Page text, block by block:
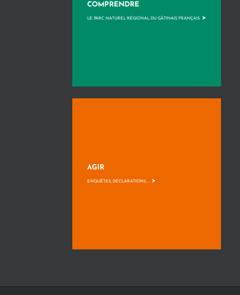
COMPRENDRE
LE PARC NATUREL RÉGIONAL DU GÂTINAIS FRANÇAIS >
AGIR
ENQUÊTES, DÉCLARATIONS, ... >